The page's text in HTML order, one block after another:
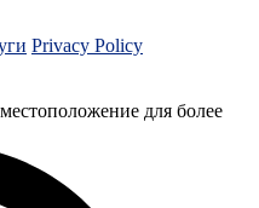
Privacy Policy
для более